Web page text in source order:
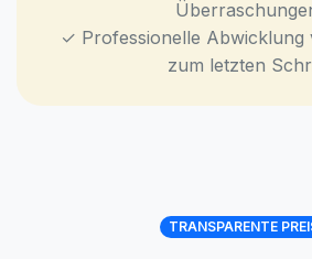
✓ Professionelle Abwicklung
zum letzten
TRANSPARENTE